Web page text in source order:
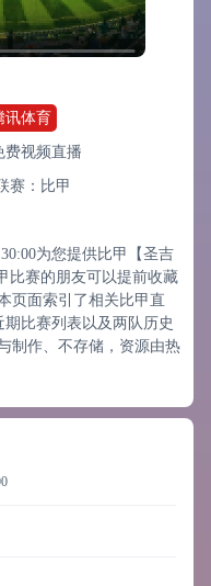
讯体育
费视频直播
赛： 比甲
为您提供比甲【圣吉
比赛的朋友可以提前收藏
页面索引了相关比甲直
比赛列表以及两队历史
制作、不存储，资源由热